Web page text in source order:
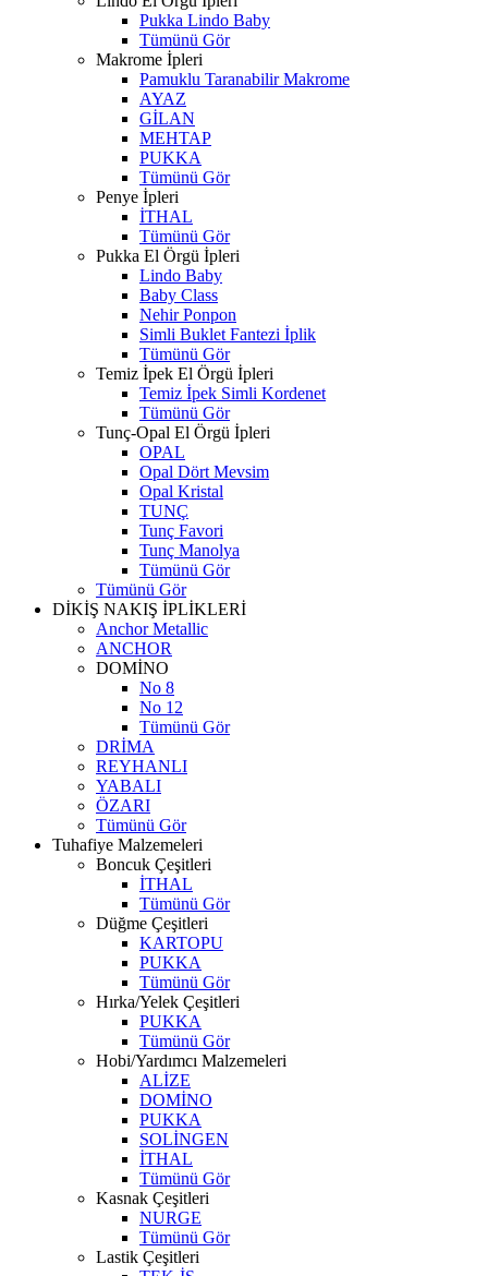
Pukka Lindo Baby
Tümünü Gör
Makrome İpleri
Pamuklu Taranabilir Makrome
AYAZ
GİLAN
MEHTAP
PUKKA
Tümünü Gör
Penye İpleri
İTHAL
Tümünü Gör
Pukka El Örgü İpleri
Lindo Baby
Baby Class
Nehir Ponpon
Simli Buklet Fantezi İplik
Tümünü Gör
Temiz İpek El Örgü İpleri
Temiz İpek Simli Kordenet
Tümünü Gör
Tunç-Opal El Örgü İpleri
OPAL
Opal Dört Mevsim
Opal Kristal
TUNÇ
Tunç Favori
Tunç Manolya
Tümünü Gör
Tümünü Gör
DİKİŞ NAKIŞ İPLİKLERİ
Anchor Metallic
ANCHOR
DOMİNO
No 8
No 12
Tümünü Gör
DRİMA
REYHANLI
YABALI
ÖZARI
Tümünü Gör
Tuhafiye Malzemeleri
Boncuk Çeşitleri
İTHAL
Tümünü Gör
Düğme Çeşitleri
KARTOPU
PUKKA
Tümünü Gör
Hırka/Yelek Çeşitleri
PUKKA
Tümünü Gör
Hobi/Yardımcı Malzemeleri
ALİZE
DOMİNO
PUKKA
SOLİNGEN
İTHAL
Tümünü Gör
Kasnak Çeşitleri
NURGE
Tümünü Gör
Lastik Çeşitleri